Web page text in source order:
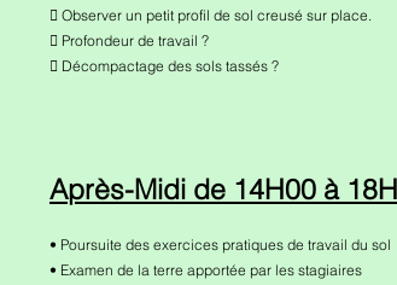
 Observer un petit profil de sol creusé sur place.
 Profondeur de travail ?
 Décompactage des sols tassés ?
Après-Midi de 14H00 à
• Poursuite des exercices pratiques de travail du sol
• Examen de la terre apportée par les stagiaires